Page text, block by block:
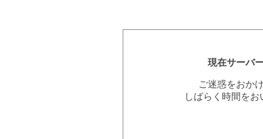
現在サーバ
ご迷惑をおか
しばらく時間を